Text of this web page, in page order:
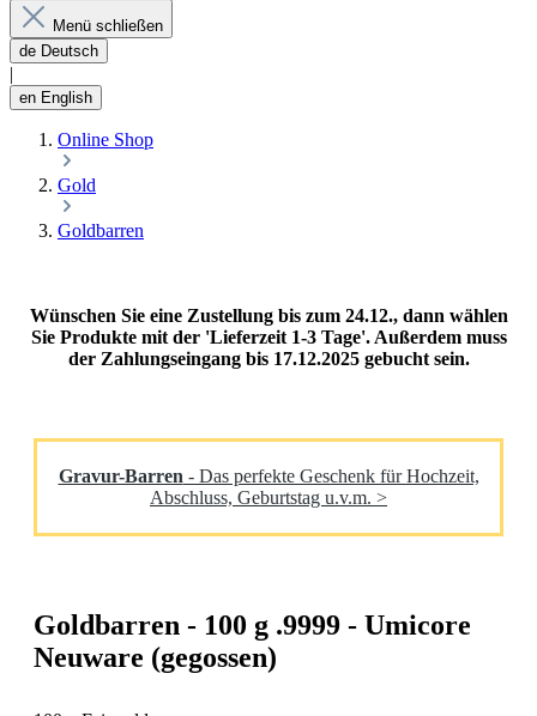
Menü schließen
de Deutsch
en English
Online Shop
Gold
Goldbarren
Wünschen Sie eine Zustellung bis zum 24.12., dann wählen
Sie Produkte mit der 'Lieferzeit 1-3 Tage'. Außerdem muss
der Zahlungseingang bis 17.12.2025 gebucht sein.
Gravur-Barren - Das perfekte Geschenk für Hochzeit,
Abschluss, Geburtstag u.v.m. >
Goldbarren - 100 g .9999 - Umicore
Neuware (gegossen)